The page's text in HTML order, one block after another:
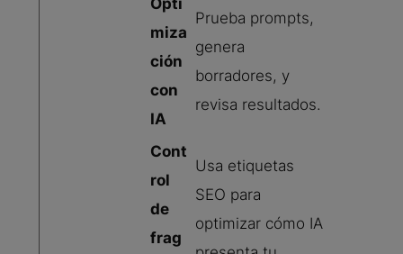
miza
ción
con
IA
Prueba prompts,
genera
borradores, y
revisa resultados.
Cont
rol
de
frag
Usa etiquetas
SEO para
optimizar cómo IA